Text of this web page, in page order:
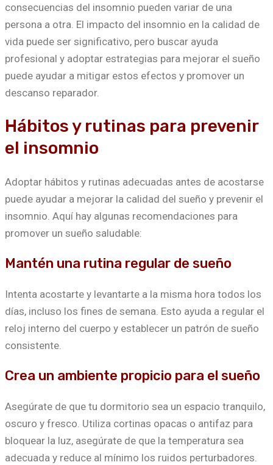
consecuencias del insomnio pueden variar de una
persona a otra. El impacto del insomnio en la calidad de
vida puede ser significativo, pero buscar ayuda
profesional y adoptar estrategias para mejorar el sueño
puede ayudar a mitigar estos efectos y promover un
descanso reparador.
Hábitos y rutinas para prevenir
el insomnio
Adoptar hábitos y rutinas adecuadas antes de acostarse
puede ayudar a mejorar la calidad del sueño y prevenir el
insomnio. Aquí hay algunas recomendaciones para
promover un sueño saludable:
Mantén una rutina regular de sueño
Intenta acostarte y levantarte a la misma hora todos los
días, incluso los fines de semana. Esto ayuda a regular el
reloj interno del cuerpo y establecer un patrón de sueño
consistente.
Crea un ambiente propicio para el sueño
Asegúrate de que tu dormitorio sea un espacio tranquilo,
oscuro y fresco. Utiliza cortinas opacas o antifaz para
bloquear la luz, asegúrate de que la temperatura sea
adecuada y reduce al mínimo los ruidos perturbadores.